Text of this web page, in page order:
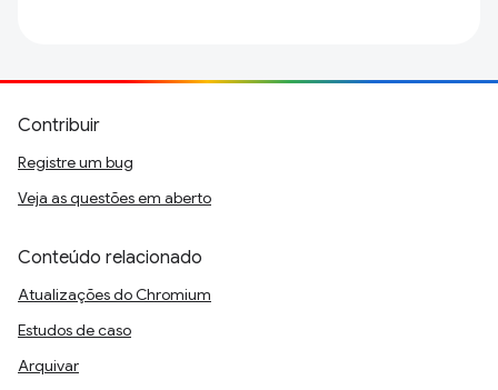
Contribuir
Registre um bug
Veja as questões em aberto
Conteúdo relacionado
Atualizações do Chromium
Estudos de caso
Arquivar